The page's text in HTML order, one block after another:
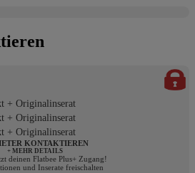
+ Originalinserat
+ Originalinserat
+ Originalinserat
KONTAKTIEREN
+ MEHR DETAILS
deinen Flatbee Plus+ Zugang!
und Inserate freischalten